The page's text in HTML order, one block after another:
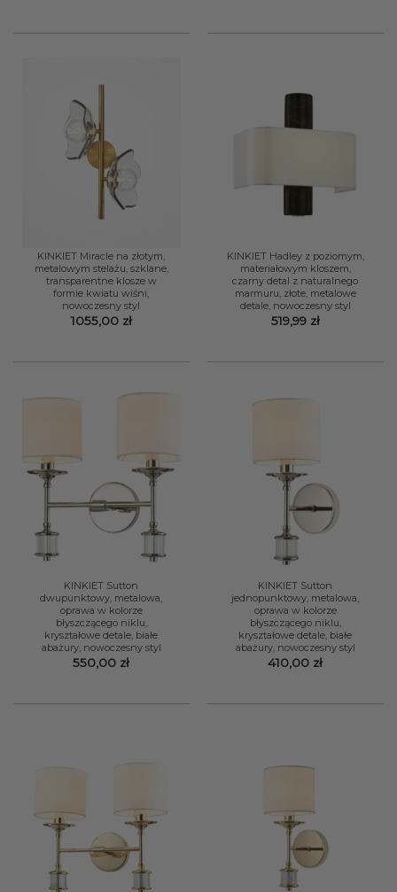
do
KINKIET Miracle na złotym,
metalowym stelażu, szklane,
transparentne klosze w
formie kwiatu wiśni,
nowoczesny styl
1055,00 zł
KINKIET Hadley z poziomym,
materiałowym kloszem,
czarny detal z naturalnego
marmuru, złote, metalowe
detale, nowoczesny styl
519,99 zł
KINKIET Sutton
dwupunktowy, metalowa,
oprawa w kolorze
błyszczącego niklu,
kryształowe detale, białe
abażury, nowoczesny styl
550,00 zł
KINKIET Sutton
jednopunktowy, metalowa,
oprawa w kolorze
błyszczącego niklu,
kryształowe detale, białe
abażury, nowoczesny styl
410,00 zł